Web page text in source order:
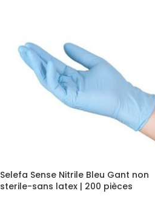
Selefa Sense Nitrile Bleu Gant non
sterile-sans latex | 200 pièces